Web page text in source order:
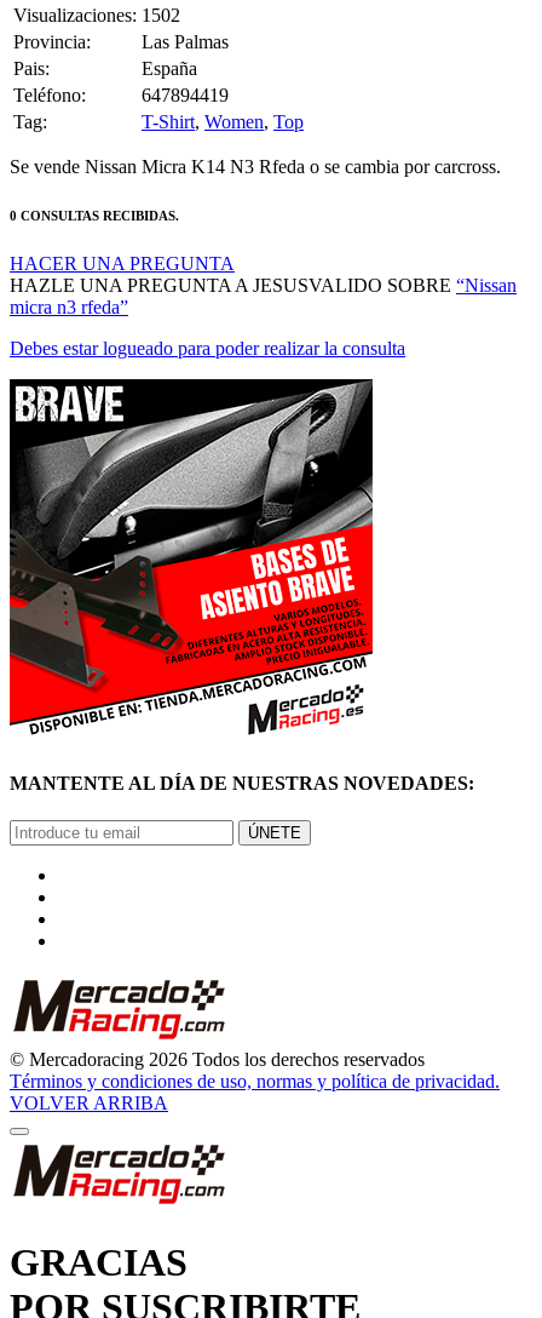
Visualizaciones: 1502
Provincia:
Las Palmas
Pais:
España
Teléfono:
647894419
Tag:
T-Shirt, Women, Top
Se vende Nissan Micra K14 N3 Rfeda o se cambia por carcross.
0 CONSULTAS RECIBIDAS.
HACER UNA PREGUNTA
HAZLE UNA PREGUNTA A JESUSVALIDO SOBRE “Nissan
micra n3 rfeda”
Debes estar logueado para poder realizar la consulta
MANTENTE AL DÍA DE NUESTRAS NOVEDADES:
ÚNETE
© Mercadoracing 2026 Todos los derechos reservados
Términos y condiciones de uso, normas y política de privacidad.
VOLVER ARRIBA
GRACIAS
POR SUSCRIBIRTE